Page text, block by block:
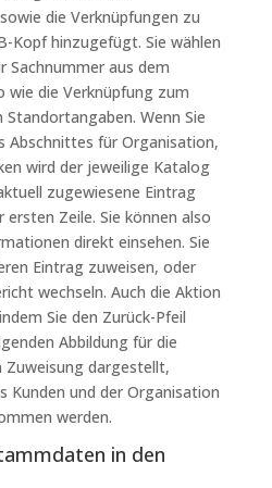
die Verknüpfungen zu
Kopf hinzugefügt. Sie wählen
Sachnummer aus dem
wie die Verknüpfung zum
Standortangaben. Wenn Sie
Abschnittes für Organisation,
wird der jeweilige Katalog
zugewiesene Eintrag
Zeile. Sie können also
direkt einsehen. Sie
Eintrag zuweisen, oder
wechseln. Auch die Aktion
Sie den Zurück-Pfeil
Abbildung für die
Zuweisung dargestellt,
Kunden und der Organisation
werden.
in den